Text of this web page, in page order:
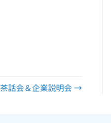
茶話会＆企業説明会 →